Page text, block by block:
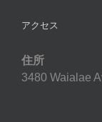
アクセス
住所
3480 Waialae